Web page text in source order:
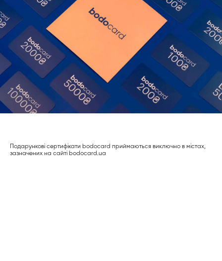
Подарункові сертифікати bodocard приймаються виключно в містах,
зазначених на сайті bodocard.ua